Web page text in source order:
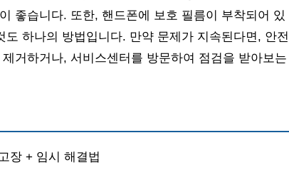
좋습니다. 또한, 핸드폰에 보호 필름이 부착되어 있
하나의 방법입니다. 만약 문제가 지속된다면, 안전
거하거나, 서비스센터를 방문하여 점검을 받아보는
장 + 임시 해결법